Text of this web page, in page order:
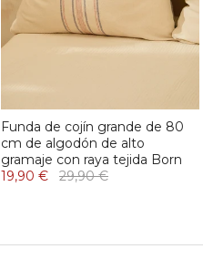
Funda de cojín grande de 80
cm de algodón de alto
gramaje con raya tejida Born
19,90 €
29,90 €